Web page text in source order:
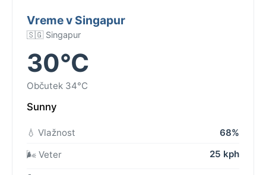
Vreme v Singapur
🇸🇬 Singapur
30°C
Občutek 34°C
Sunny
💧 Vlažnost
68%
🌬️ Veter
25 kph